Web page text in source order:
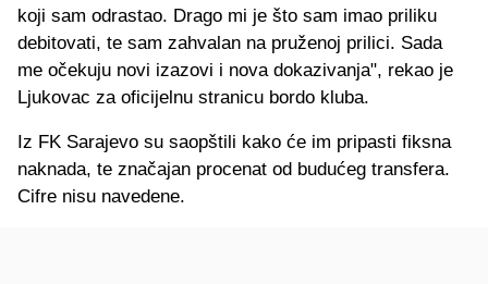
koji sam odrastao. Drago mi je što sam imao priliku
debitovati, te sam zahvalan na pruženoj prilici. Sada
me očekuju novi izazovi i nova dokazivanja", rekao je
Ljukovac za oficijelnu stranicu bordo kluba.
Iz FK Sarajevo su saopštili kako će im pripasti fiksna
naknada, te značajan procenat od budućeg transfera.
Cifre nisu navedene.